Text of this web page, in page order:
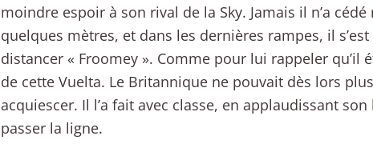
moindre espoir à son rival de la Sky. Jamais il n’a
quelques mètres, et dans les dernières rampes, il
distancer « Froomey ». Comme pour lui rappeler qu’il
de cette Vuelta. Le Britannique ne pouvait dès lors
acquiescer. Il l’a fait avec classe, en applaudissant
passer la ligne.